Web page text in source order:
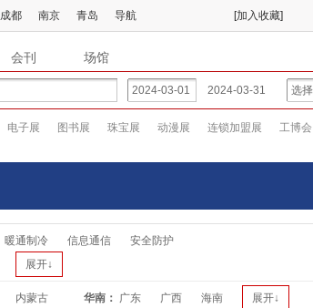
成都 南京 青岛 导航 [加入收藏]
会刊 场馆
电子展 图书展 珠宝展 动漫展 连锁加盟展 工博会
暖通制冷 信息通信
安全防护
展开↓
内蒙古 华南： 广东 广西 海南 展开↓